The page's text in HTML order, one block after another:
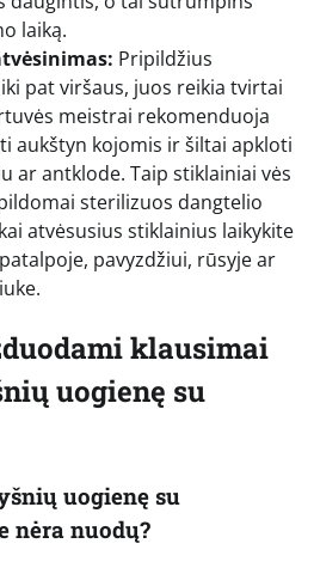
laiką.
Pripildžius
pat viršaus, juos reikia tvirtai
meistrai rekomenduoja
aukštyn kojomis ir šiltai apkloti
ar antklode. Taip stiklainiai vės
sterilizuos dangtelio
atvėsusius stiklainius laikykite
pavyzdžiui, rūsyje ar
klausimai
uogienę su
uogienę su
nėra nuodų?